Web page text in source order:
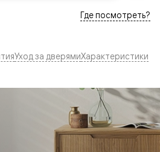
Где посмотреть?
Уход за дверямиХарактеристики